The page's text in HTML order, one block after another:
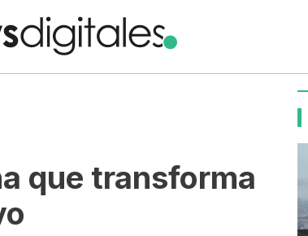
que transforma